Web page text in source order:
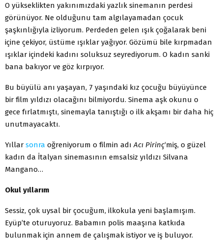
O yükseklikten yakınımızdaki yazlık sinemanın perdesi
görünüyor. Ne olduğunu tam algılayamadan çocuk
şaşkınlığıyla izliyorum. Perdeden gelen ışık çoğalarak beni
içine çekiyor, üstüme ışıklar yağıyor. Gözümü bile kırpmadan
ışıklar içindeki kadını soluksuz seyrediyorum. O kadın sanki
bana bakıyor ve göz kırpıyor.
Bu büyülü anı yaşayan, 7 yaşındaki kız çocuğu büyüyünce
bir film yıldızı olacağını bilmiyordu. Sinema aşk okunu o
gece fırlatmıştı, sinemayla tanıştığı o ilk akşamı bir daha hiç
unutmayacaktı.
Yıllar sonra oğreniyorum o filmin adı Acı Pirinç‘miş, o güzel
kadın da İtalyan sinemasının emsalsiz yıldızı Silvana
Mangano…
Okul yıllarım
Sessiz, çok uysal bir çocuğum, ilkokula yeni başlamışım.
Eyüp’te oturuyoruz. Babamın polis maaşına katkıda
bulunmak için annem de çalışmak istiyor ve iş buluyor.